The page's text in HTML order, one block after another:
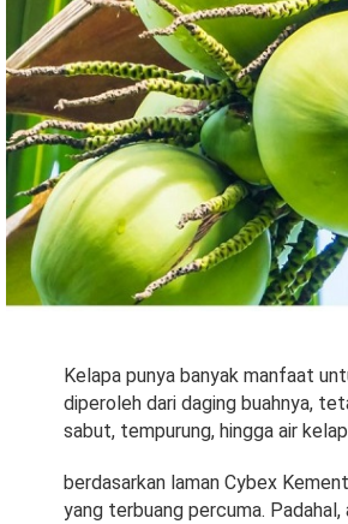
Kelapa punya banyak manfaat
diperoleh dari daging buahnya,
sabut, tempurung, hingga air
berdasarkan laman Cybex
yang terbuang percuma.